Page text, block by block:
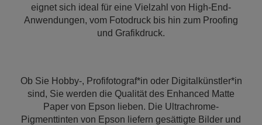
eignet sich ideal für eine Vielzahl von High-End-
Anwendungen, vom Fotodruck bis hin zum Proofing
und Grafikdruck.
Ob Sie Hobby-, Profifotograf*in oder Digitalkünstler*in
sind, Sie werden die Qualität des Enhanced Matte
Paper von Epson lieben. Die Ultrachrome-
Pigmenttinten von Epson liefern gesättigte Bilder und